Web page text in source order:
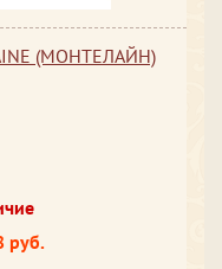
(МОНТЕЛАЙН)
руб.